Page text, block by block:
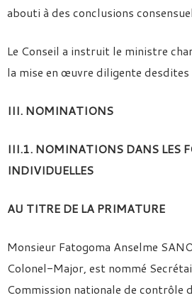
abouti à des conclusions
Le Conseil a instruit le ministre
la mise en œuvre diligente desdites
III. NOMINATIONS
III.1. NOMINATIONS DANS LES
INDIVIDUELLES
AU TITRE DE LA PRIMATURE
Monsieur Fatogoma Anselme
Colonel-Major, est nommé
Commission nationale de contrôle